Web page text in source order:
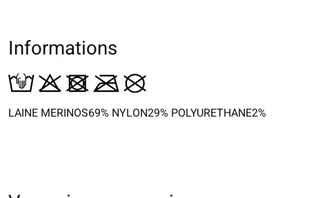
Informations
LAINE MERINOS69% NYLON29% POLYURETHANE2%